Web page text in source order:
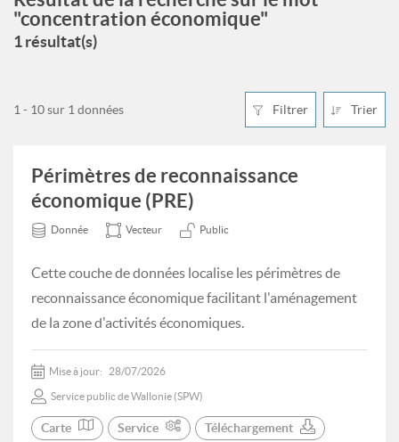
"concentration économique"
1 résultat(s)
Filtrer Trier
1 - 10 sur 1 données
Périmètres de reconnaissance
économique (PRE)
Donnée Vecteur Public
Cette couche de données localise les périmètres de
reconnaissance économique facilitant l'aménagement
de la zone d'activités économiques.
Mise à jour: 28/07/2026
Service public de Wallonie (SPW)
Carte Service Téléchargement